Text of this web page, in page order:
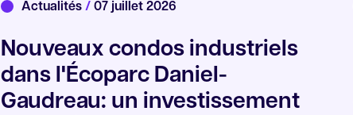
Actualités / 07 juillet 2026
Nouveaux condos industriels
dans l'Écoparc Daniel-
Gaudreau: un investissement